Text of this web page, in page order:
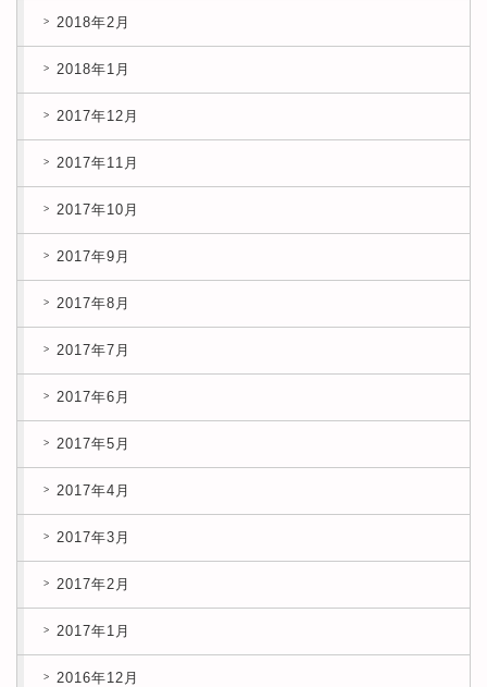
2018年2月
2018年1月
2017年12月
2017年11月
2017年10月
2017年9月
2017年8月
2017年7月
2017年6月
2017年5月
2017年4月
2017年3月
2017年2月
2017年1月
2016年12月